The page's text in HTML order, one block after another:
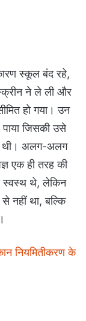
स्कूल बंद रहे,
ने ले ली और
हो गया। उन
जिसकी उसे
थी। अलग-अलग
एक ही तरह की
स्वस्थ थे, लेकिन
नहीं था, बल्कि
नियमितीकरण के